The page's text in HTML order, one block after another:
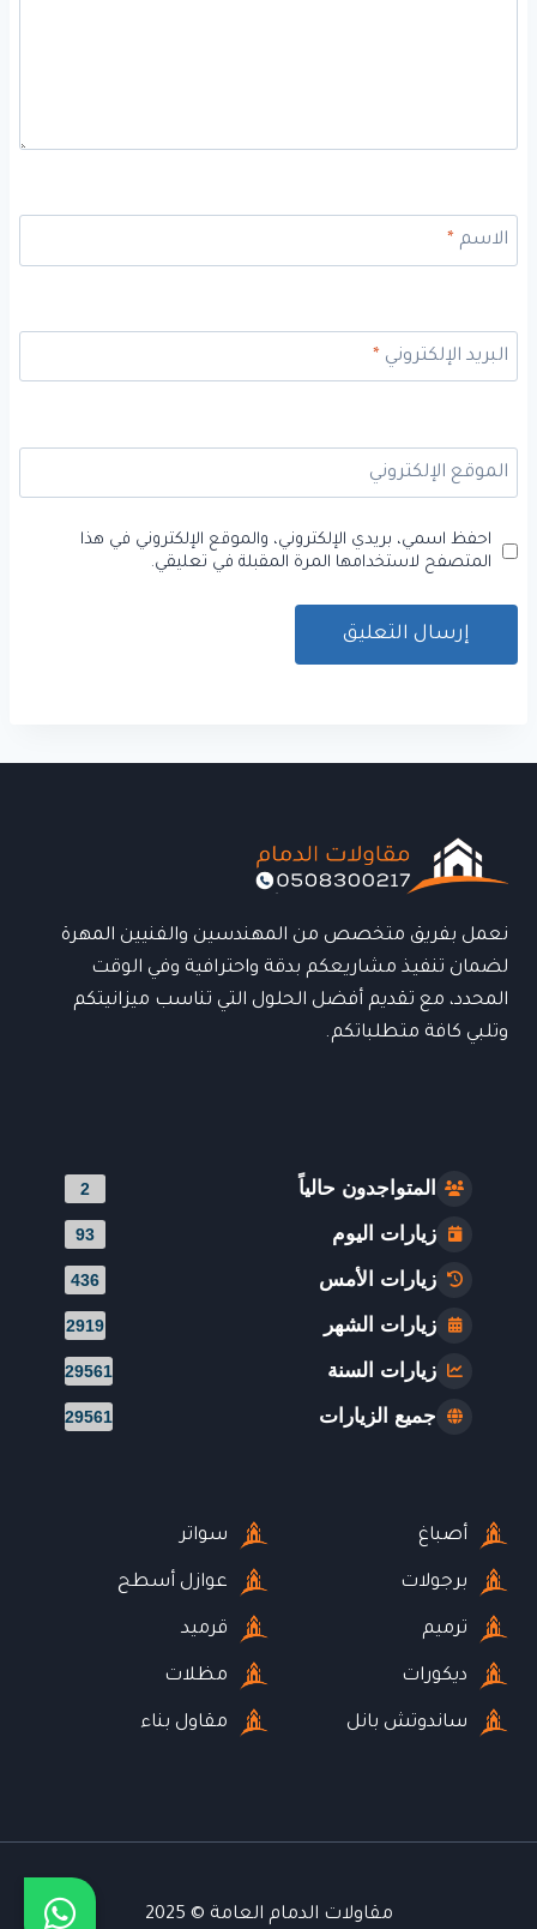
الاسم*
البريد الإلكتروني*
الموقع الإلكتروني
احفظ اسمي، بريدي الإلكتروني، والموقع الإلكتروني في هذا
المتصفح لاستخدامها المرة المقبلة في تعليقي.
نعمل بفريق متخصص من المهندسين والفنيين المهرة
لضمان تنفيذ مشاريعكم بدقة واحترافية وفي الوقت
المحدد، مع تقديم أفضل الحلول التي تناسب ميزانيتكم
وتلبي كافة متطلباتكم.
المتواجدون حالياً 2
زيارات اليوم 93
زيارات الأمس 436
زيارات الشهر 2919
زيارات السنة 29561
جميع الزيارات 29561
أصباغ
برجولات
ترميم
ديكورات
ساندوتش بانل
سواتر
عوازل أسطح
قرميد
مظلات
مقاول بناء
مقاولات الدمام العامة © 2025